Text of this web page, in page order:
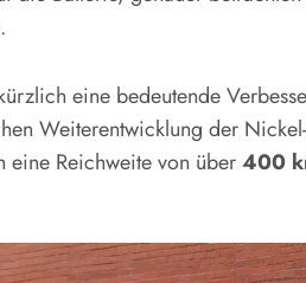
eine bedeutende
Weiterentwicklung der
Reichweite von über400